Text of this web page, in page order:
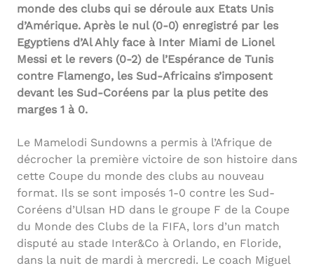
monde des clubs qui se déroule aux Etats Unis
d’Amérique. Après le nul (0-0) enregistré par les
Egyptiens d’Al Ahly face à Inter Miami de Lionel
Messi et le revers (0-2) de l’Espérance de Tunis
contre Flamengo, les Sud-Africains s’imposent
devant les Sud-Coréens par la plus petite des
marges 1 à 0.
Le Mamelodi Sundowns a permis à l’Afrique de
décrocher la première victoire de son histoire dans
cette Coupe du monde des clubs au nouveau
format. Ils se sont imposés 1-0 contre les Sud-
Coréens d’Ulsan HD dans le groupe F de la Coupe
du Monde des Clubs de la FIFA, lors d’un match
disputé au stade Inter&Co à Orlando, en Floride,
dans la nuit de mardi à mercredi. Le coach Miguel